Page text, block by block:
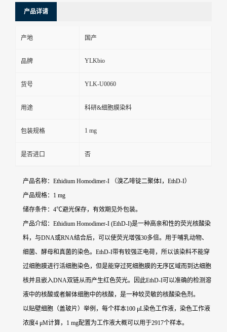
产品详请
产地 国产
品牌 YLKbio
货号 YLK-U0060
用途 科研&细胞膜染料
包装规格 1 mg
是否进口 否
产品名称：Ethidium Homodimer-I （溴乙啡锭二聚体I，EthD-I）
产品规格：1 mg
储存条件：4℃避光保存，有效期见外包装。
产品介绍：Ethidium Homodimer-I (EthD-I)是一种高亲和性的荧光核酸染
料，与DNA或RNA结合后，可以使荧光增强30多倍。用于哺乳动物、
细菌、酵母和真菌的染色。EthD-I带有较强正电荷，所以该染料不能穿
过细胞膜进行活细胞染色，但是能穿过死细胞膜的无序区域而到达细胞
核并且嵌入DNA双链从而产生红色荧光。因此EthD-I可以准确的检测溶
液中的核酸或者解体细胞中的核酸，是一种较灵敏的核酸染色剂。
以贴壁细胞（盖玻片）举例，每个样本100 μL染色工作液，染色工作液
浓度4 μM计算，1 mg配置为工作液大概可以用于2917个样本。